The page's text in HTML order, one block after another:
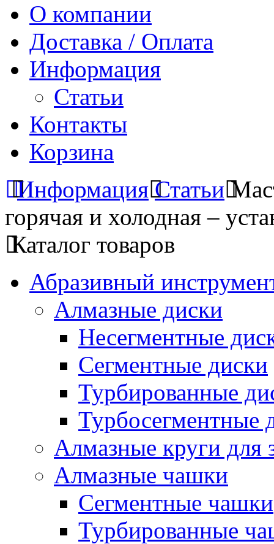
О компании
Доставка / Оплата
Информация
Статьи
Контакты
Корзина
Информация Статьи
горячая и холодная –
Каталог товаров
Абразивный
Алмазные диски
Несегментные
Сегментные диски
Турбированные
Турбосегментные
Алмазные круги для
Алмазные чашки
Сегментные чашки
Турбированные